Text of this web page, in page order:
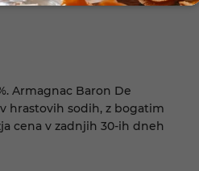
Armagnac Baron De
hrastovih sodih, z bogatim
cena v zadnjih 30-ih dneh